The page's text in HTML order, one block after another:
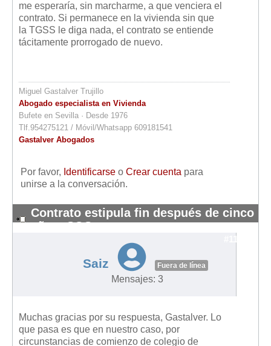
me esperaría, sin marcharme, a que venciera el
contrato. Si permanece en la vivienda sin que
la TGSS le diga nada, el contrato se entiende
tácitamente prorrogado de nuevo.
Miguel Gastalver Trujillo
Abogado especialista en Vivienda
Bufete en Sevilla · Desde 1976
Tlf.954275121 / Móvil/Whatsapp 609181541
Gastalver Abogados
Por favor, Identificarse o Crear cuenta para
unirse a la conversación.
Contrato estipula fin después de cinco
años: SOS
Saiz Fuera de línea
Mensajes: 3
Muchas gracias por su respuesta, Gastalver. Lo
que pasa es que en nuestro caso, por
circunstancias de comienzo de colegio de